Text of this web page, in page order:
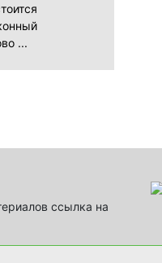
...
ссылка на